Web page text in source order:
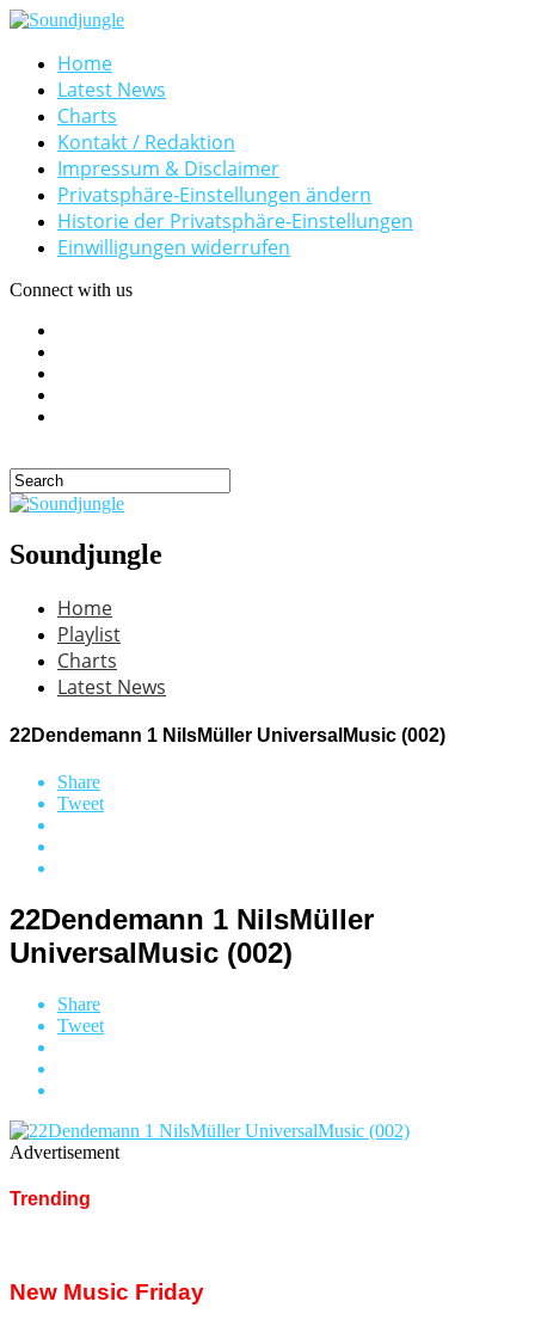
Home
Latest News
Charts
Kontakt / Redaktion
Impressum & Disclaimer
Privatsphäre-Einstellungen ändern
Historie der Privatsphäre-Einstellungen
Einwilligungen widerrufen
Connect with us
Soundjungle
Home
Playlist
Charts
Latest News
22Dendemann 1 NilsMüller UniversalMusic (002)
Share
Tweet
22Dendemann 1 NilsMüller
UniversalMusic (002)
Share
Tweet
Advertisement
Trending
New Music Friday